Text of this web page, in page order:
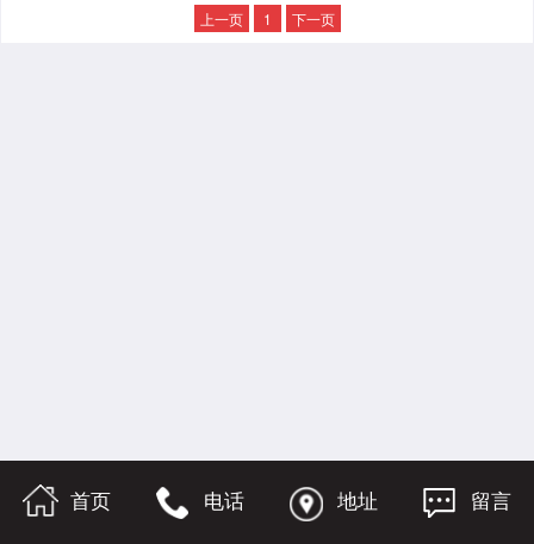
上一页 1 下一页
首页 电话 地址 留言